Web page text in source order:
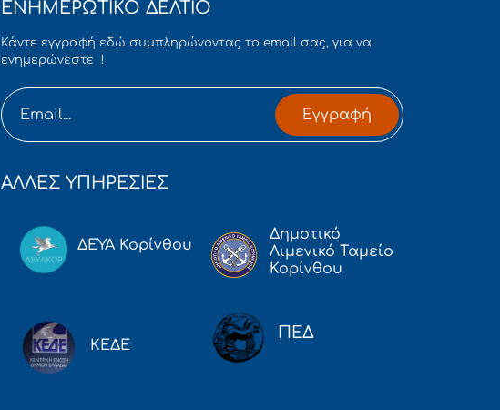
ΕΝΗΜΕΡΩΤΙΚΟ ΔΕΛΤΙΟ
Κάντε εγγραφή εδώ συμπληρώνοντας το email σας, για να
ενημερώνεστε !
Εγγραφή
ΑΛΛΕΣ ΥΠΗΡΕΣΙΕΣ
ΔΕΥΑ Κορίνθου
Δημοτικό
Λιμενικό Ταμείο
Κορίνθου
ΚΕΔΕ
ΠΕΔ